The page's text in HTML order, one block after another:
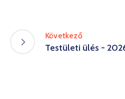
Következő
Testületi ülés -